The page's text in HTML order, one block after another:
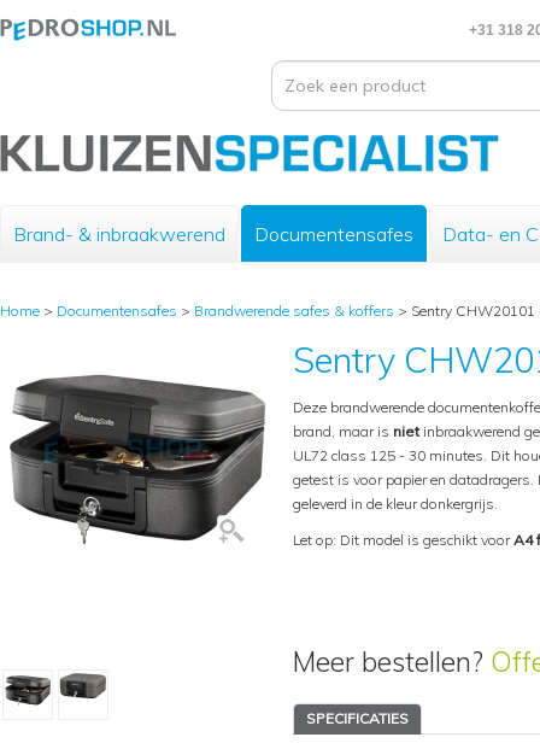
+31 318
Brand- & inbraakwerend Documentensafes Data- en
Home > Documentensafes > Brandwerende safes & koffers > Sentry CHW20101
Sentry
Deze brandwerende
brand, maar is nietinbraakwerend
UL72 class 125 - 30 minutes. Dit
getest is voor papier en
geleverd in de kleur donkergrijs.
Let op: Dit model is geschikt voorA4
Meer bestellen?
SPECIFICATIES